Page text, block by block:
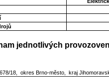
jednotlivých
18, okres Brno-město, kraj